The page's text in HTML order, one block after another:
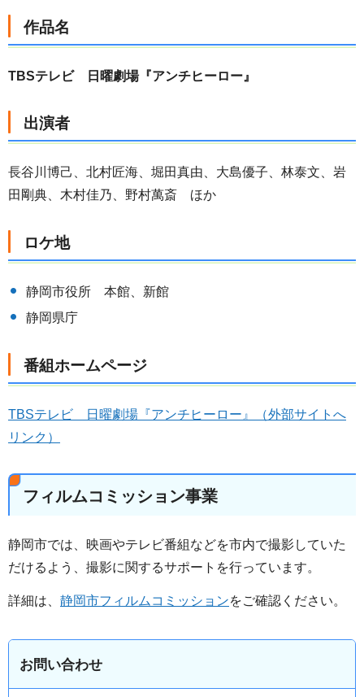
作品名
TBSテレビ 日曜劇場『アンチヒーロー』
出演者
長谷川博己、北村匠海、堀田真由、大島優子、林泰文、岩
田剛典、木村佳乃、野村萬斎 ほか
ロケ地
静岡市役所 本館、新館
静岡県庁
番組ホームページ
TBSテレビ 日曜劇場『アンチヒーロー』（外部サイトへ
リンク）
フィルムコミッション事業
静岡市では、映画やテレビ番組などを市内で撮影していた
だけるよう、撮影に関するサポートを行っています。
詳細は、 静岡市フィルムコミッションをご確認ください。
お問い合わせ